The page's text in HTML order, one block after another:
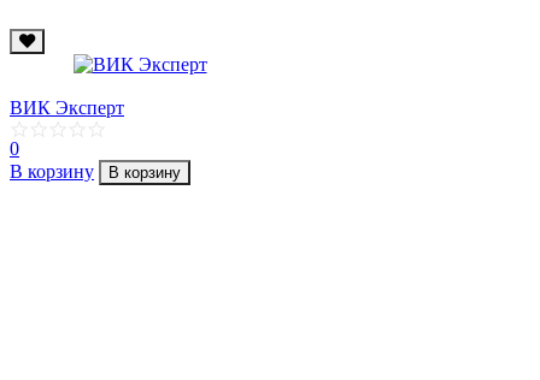
ВИК Эксперт
0
В корзину
В корзину